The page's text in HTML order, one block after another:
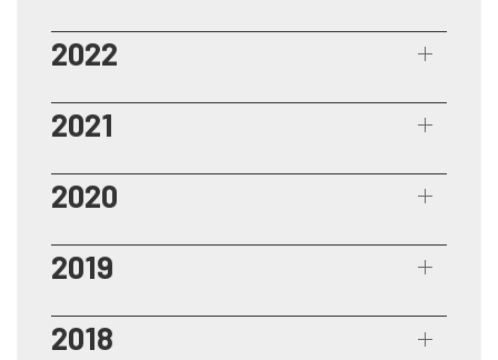
2022
2021
2020
2019
2018